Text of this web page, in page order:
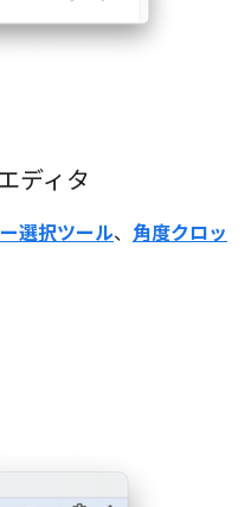
ディタ
選択ツール、 角度クロッ